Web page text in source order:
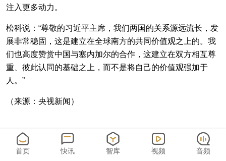
注入更多动力。
松科说：“尊敬的习近平主席，我们两国的关系源远流长，发
展非常稳固，这是建立在全球南方的共同价值观之上的。我
们也高度赞赏中国与塞内加尔的合作，这建立在双方相互尊
重、彼此认同的基础之上，而不是将自己的价值观强加于
人。”
（来源：央视新闻）
南方财经全媒体集团 版权所有
首页 快讯 智库 视频 音频